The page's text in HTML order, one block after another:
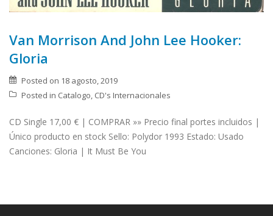
Van Morrison And John Lee Hooker:
Gloria
Posted on 18 agosto, 2019
Posted in Catalogo, CD's Internacionales
CD Single 17,00 € | COMPRAR »» Precio final portes incluidos |
Único producto en stock Sello: Polydor 1993 Estado: Usado
Canciones: Gloria | It Must Be You